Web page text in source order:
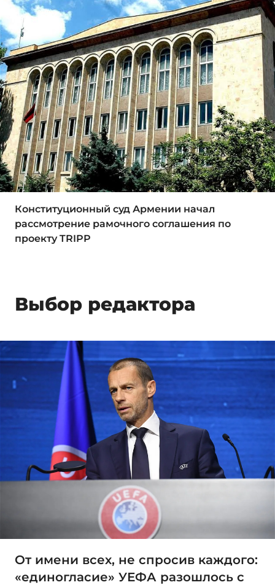
Конституционный суд Армении начал
рассмотрение рамочного соглашения по
проекту TRIPP
Выбор редактора
От имени всех, не спросив каждого:
«единогласие» УЕФА разошлось с